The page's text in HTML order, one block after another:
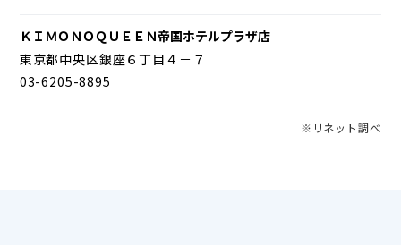
ＫＩＭＯＮＯＱＵＥＥＮ帝国ホテルプラザ店
東京都中央区銀座６丁目４－７
03-6205-8895
※リネット調べ